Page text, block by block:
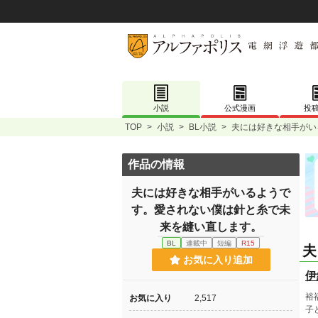
小説 公式漫画 投
TOP > 小説 > BL小説 > 夫には好きな相手が
裕
子
作品の情報
夫には好きな相手がいるようで
す。愛されない僕は針と糸で未
来を縫い直します。
BL 連載中 短編 R15
お気に入り追加
お気に入り 2,517